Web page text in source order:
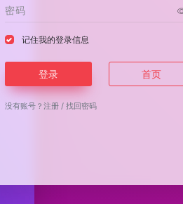
记住我的登录信息
登录 首页
没有账号？注册 /找回密码